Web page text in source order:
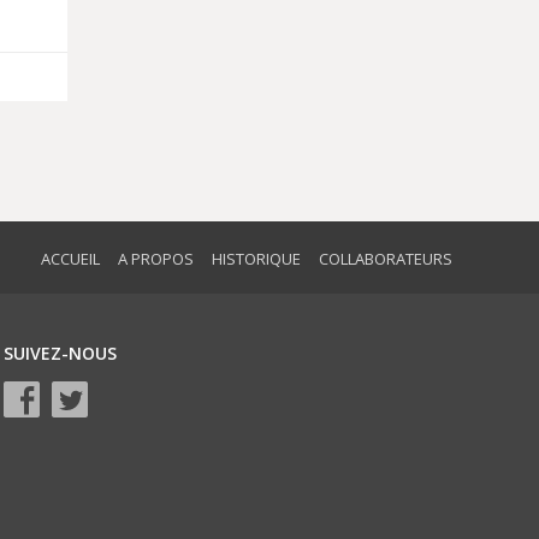
ACCUEIL A PROPOS HISTORIQUE COLLABORATEURS
SUIVEZ-NOUS